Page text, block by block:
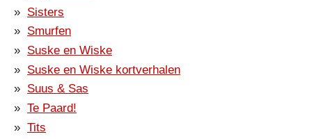
Sisters
Smurfen
Suske en Wiske
Suske en Wiske kortverhalen
Suus & Sas
Te Paard!
Tits